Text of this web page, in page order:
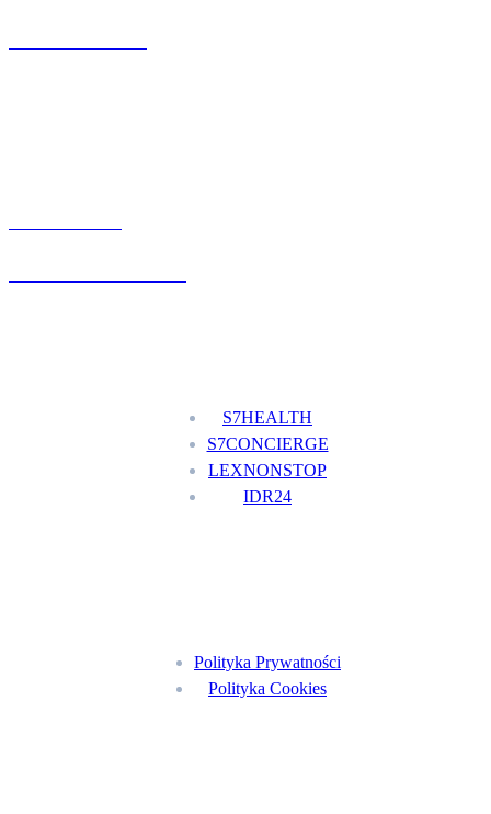
S7HEALTH
S7CONCIERGE
LEXNONSTOP
IDR24
Polityka Prywatności
Polityka Cookies